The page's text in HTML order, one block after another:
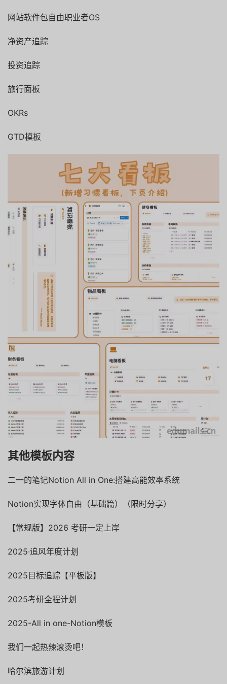
网站软件包自由职业者OS
净资产追踪
投资追踪
旅行面板
OKRs
GTD模板
其他模板内容
二一的笔记Notion All in One:搭建高能效率系统
Notion实现字体自由（基础篇）（限时分享）
【常规版】2026 考研一定上岸
2025·追风年度计划
2025目标追踪【平板版】
2025考研全程计划
2025-All in one-Notion模板
我们一起热辣滚烫吧！
哈尔滨旅游计划